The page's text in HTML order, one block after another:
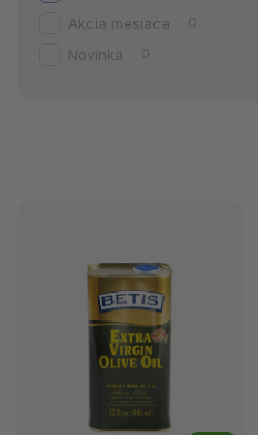
Akcia mesiaca 0
Novinka 0